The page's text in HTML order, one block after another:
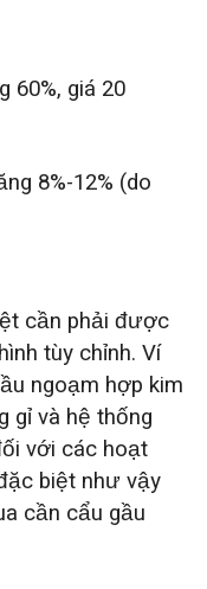
60%, giá 20
8%-12% (do
cần phải được
tùy chỉnh. Ví
ngoạm hợp kim
gỉ và hệ thống
với các hoạt
biệt như vậy
cần cẩu gầu